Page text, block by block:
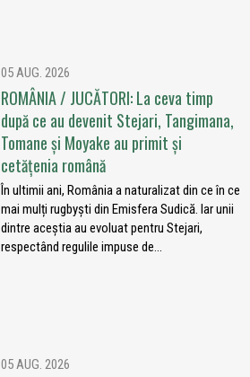
05 AUG. 2026
ROMÂNIA / JUCĂTORI: La ceva timp
după ce au devenit Stejari, Tangimana,
Tomane și Moyake au primit și
cetățenia română
În ultimii ani, România a naturalizat din ce în ce
mai mulți rugbyști din Emisfera Sudică. Iar unii
dintre aceștia au evoluat pentru Stejari,
respectând regulile impuse de...
05 AUG. 2026